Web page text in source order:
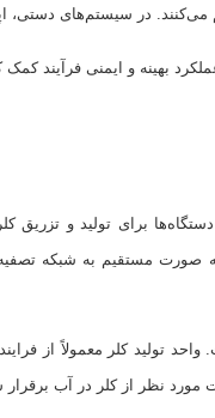
در سیستم‌های دستی،
بهینه و ایمنی فرآیند کمک
برای تولید و تزریق
صورت مستقیم به شبکه
کلر معمولاً از فرایند
نظر از کلر در آب برقرار